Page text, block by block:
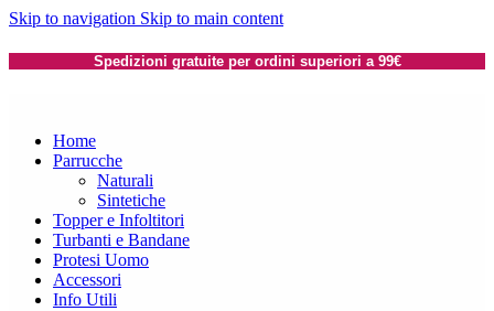
Skip to navigation Skip to main content
Spedizioni gratuite per ordini superiori a 99€
Home
Parrucche
Naturali
Sintetiche
Topper e Infoltitori
Turbanti e Bandane
Protesi Uomo
Accessori
Info Utili